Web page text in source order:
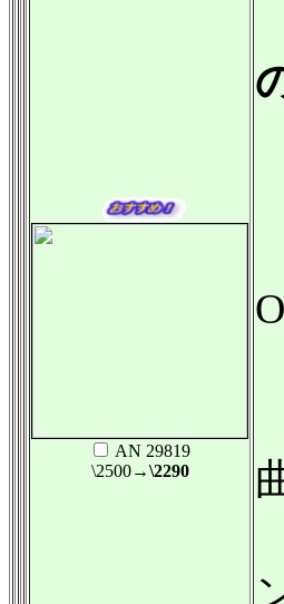
AN 29819
\2500→\2290